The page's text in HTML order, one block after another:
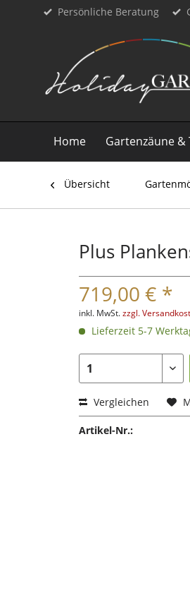
Persönliche Beratung
Home Gartenzäune &
Übersicht
Plus
719,00 € *
inkl. MwSt.zzgl.
Lieferzeit 5-7
Vergleichen
Artikel-Nr.: